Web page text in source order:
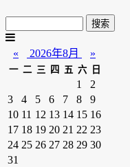
« 2026年8月 »
一 二 三 四 五 六 日
1
2
3
4 5 6 7 8
9
10 11 12 13 14 15 16
17 18 19 20 21 22 23
24 25 26 27 28 29 30
31